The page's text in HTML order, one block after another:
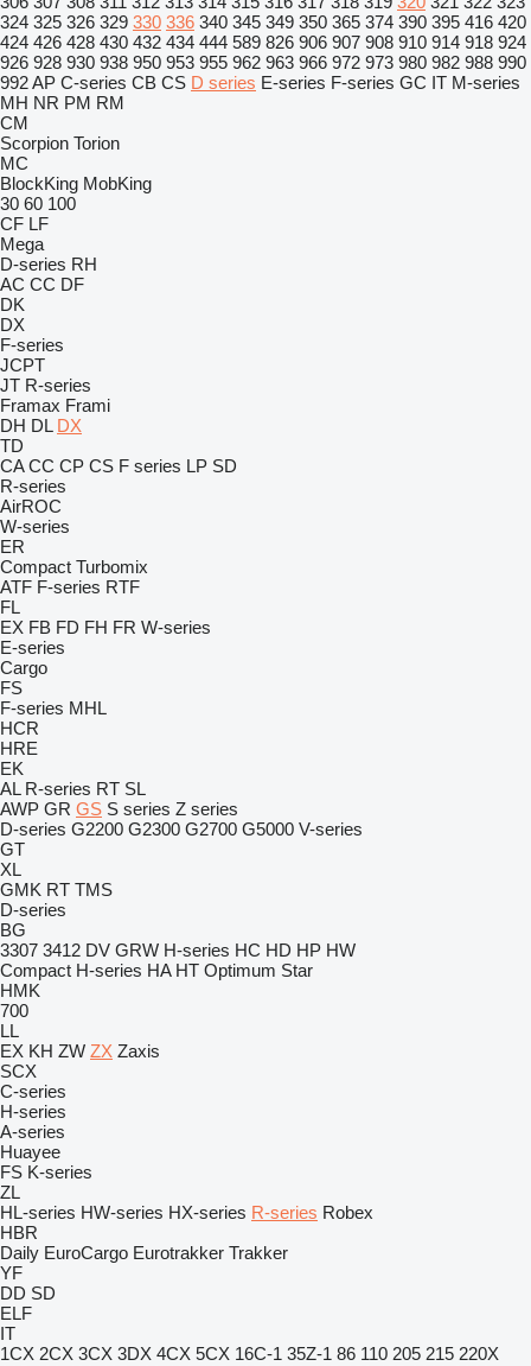
324 325 326 329 330 336 340 345 349 350 365 374 390 395 416 420
424 426 428 430 432 434 444 589 826 906 907 908 910 914 918 924
926 928 930 938 950 953 955 962 963 966 972 973 980 982 988 990
992AP C-series CB CS D series E-series F-series GC IT M-series
MH NR PM RM
CM
Scorpion Torion
MC
BlockKing MobKing
30 60 100
CF LF
Mega
D-series RH
AC CC DF
DK
DX
F-series
JCPT
JT R-series
Framax Frami
DH DL DX
TD
CA CC CP CS F series LP SD
R-series
AirROC
W-series
ER
Compact Turbomix
ATF F-series RTF
FL
EX FB FD FH FR W-series
E-series
Cargo
FS
F-series MHL
HCR
HRE
EK
AL R-series RT SL
AWP GR GS S series Z series
D-series G2200 G2300 G2700 G5000 V-series
GT
XL
GMK RT TMS
D-series
BG
3307 3412 DV GRW H-series HC HD HP HW
Compact H-series HA HT Optimum Star
HMK
700
LL
EX KH ZW ZX Zaxis
SCX
C-series
H-series
A-series
Huayee
FS K-series
ZL
HL-series HW-series HX-series R-series Robex
HBR
Daily EuroCargo Eurotrakker Trakker
YF
DD SD
ELF
IT
1CX 2CX 3CX 3DX 4CX 5CX 16C-1 35Z-1 86 110 205 215 220X